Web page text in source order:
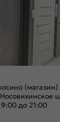
(магазин)
до 21:00